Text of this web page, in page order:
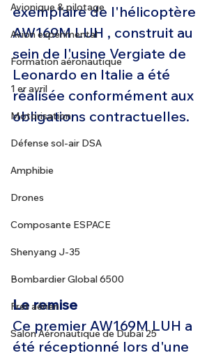
Avionique & pilotage
Avion expérimental
Formation aéronautique
1 er avril
Motorisation
Défense sol-air DSA
Amphibie
Drones
Composante ESPACE
Shenyang J-35
Bombardier Global 6500
Fret aérien
Salon Aéronautique de Dubaï 25
exemplaire de l'hélicoptère
AW169M LUH , construit au
sein de l'usine Vergiate de
Leonardo en Italie a été
réalisée conformément aux
obligations contractuelles.
Le remise
Ce premier AW169M LUH a
été réceptionné lors d'une